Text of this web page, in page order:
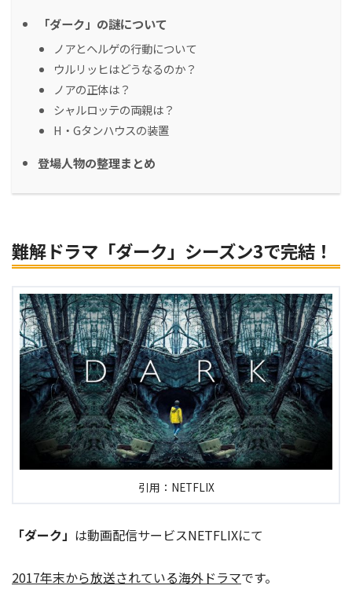
「ダーク」の謎について
ノアとヘルゲの行動について
ウルリッヒはどうなるのか？
ノアの正体は？
シャルロッテの両親は？
H・Gタンハウスの装置
登場人物の整理まとめ
難解ドラマ「ダーク」シーズン3で完結！
引用：NETFLIX
「ダーク」 は動画配信サービスNETFLIXにて
2017年末から放送されている海外ドラマです。